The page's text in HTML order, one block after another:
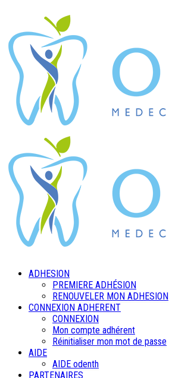
ADHESION
PREMIERE ADHÉSION
RENOUVELER MON ADHESION
CONNEXION ADHERENT
CONNEXION
Mon compte adhérent
Réinitialiser mon mot de passe
AIDE
AIDE odenth
PARTENAIRES